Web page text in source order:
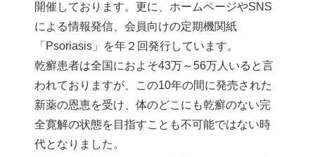
開催しております。更に、ホームページやSNS
による情報発信、会員向けの定期機関紙
「Psoriasis」を年２回発行しています。
乾癬患者は全国におよそ43万～56万人いると言
われておりますが、この10年の間に発売された
新薬の恩恵を受け、体のどこにも乾癬のない完
全寛解の状態を目指すことも不可能ではない時
代となりました。